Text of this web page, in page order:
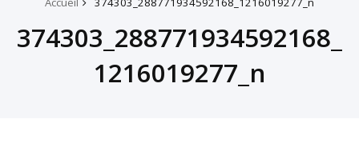
374303_288771934592168_
1216019277_n